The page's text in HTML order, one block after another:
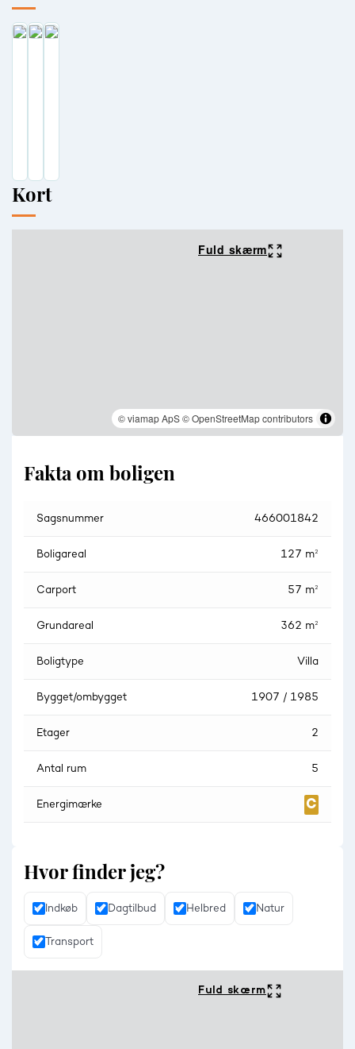
Kort
Fuld skærm
© viamap ApS© OpenStreetMap contributors
Fakta om boligen
Sagsnummer 466001842
Boligareal 127 m²
Carport 57 m²
Grundareal 362 m²
Boligtype Villa
Bygget/ombygget 1907 / 1985
Etager 2
Antal rum 5
Energimærke
Hvor finder jeg?
Indkøb Dagtilbud Helbred Natur
Transport
Fuld skærm